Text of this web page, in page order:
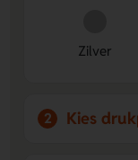
speciaal met
dankzij de nette
Zilver
2 Kies